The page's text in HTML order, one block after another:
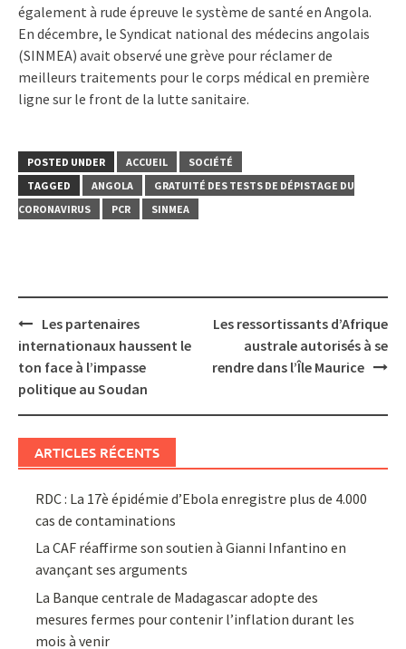
également à rude épreuve le système de santé en Angola.
En décembre, le Syndicat national des médecins angolais
(SINMEA) avait observé une grève pour réclamer de
meilleurs traitements pour le corps médical en première
ligne sur le front de la lutte sanitaire.
POSTED UNDER ACCUEIL
SOCIÉTÉ
TAGGED
ANGOLA
GRATUITÉ DES TESTS DE DÉPISTAGE DU
CORONAVIRUS
PCR SINMEA
Post
navigation
Les partenaires
internationaux haussent le
ton face à l’impasse
politique au Soudan
Les ressortissants d’Afrique
australe autorisés à se
rendre dans l’Île Maurice
ARTICLES RÉCENTS
RDC : La 17è épidémie d’Ebola enregistre plus de 4.000
cas de contaminations
La CAF réaffirme son soutien à Gianni Infantino en
avançant ses arguments
La Banque centrale de Madagascar adopte des
mesures fermes pour contenir l’inflation durant les
mois à venir